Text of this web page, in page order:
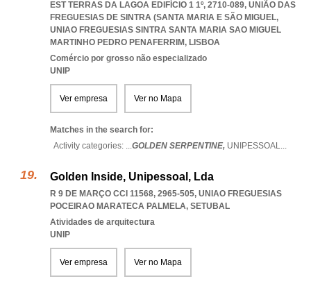
EST TERRAS DA LAGOA EDIFÍCIO 1 1º, 2710-089, UNIÃO DAS
FREGUESIAS DE SINTRA (SANTA MARIA E SÃO MIGUEL,
UNIAO FREGUESIAS SINTRA SANTA MARIA SAO MIGUEL
MARTINHO PEDRO PENAFERRIM, LISBOA
Comércio por grosso não especializado
UNIP
Ver empresa Ver no Mapa
Matches in the search for:
Activity categories: ...GOLDEN SERPENTINE, UNIPESSOAL...
Golden Inside, Unipessoal, Lda
R 9 DE MARÇO CCI 11568, 2965-505, UNIAO FREGUESIAS
POCEIRAO MARATECA PALMELA, SETUBAL
Atividades de arquitectura
UNIP
Ver empresa Ver no Mapa